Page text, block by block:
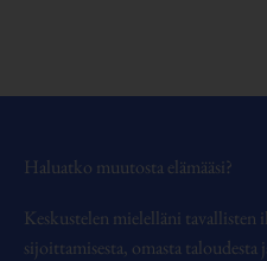
Haluatko muutosta elämääsi?
Keskustelen mielelläni tavallisten
sijoittamisesta, omasta